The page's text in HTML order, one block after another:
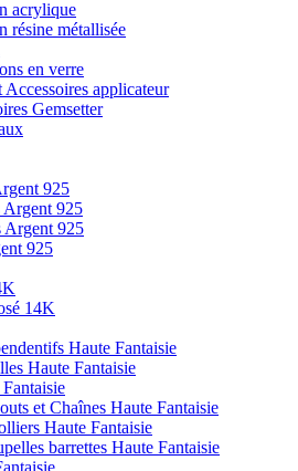
acrylique
résine métallisée
en verre
Accessoires applicateur
Gemsetter
925
Argent 925
Argent 925
925
14K
Haute Fantaisie
Haute Fantaisie
et Chaînes Haute Fantaisie
Haute Fantaisie
barrettes Haute Fantaisie